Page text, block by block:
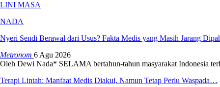
LINI MASA
NADA
Nyeri Sendi Berawal dari Usus? Fakta Medis yang Masih Jarang
Metronom 6 Agu 2026
Oleh Dewi Nada* SELAMA bertahun-tahun masyarakat Indonesia
Terapi Lintah: Manfaat Medis Diakui, Namun Tetap Perlu Waspada…